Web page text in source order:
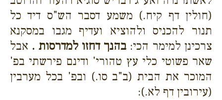
(חולין דף קיח.) משמע דסבר הש"ס דיד כל
תנור להכניס ולהוציא ועדיף מגבו במסקנא
צרכינן למימר הכי: בהנך דחזו למדרסות . אבל
שאר פשוטי כלי עץ טהורי' ודינם פירשתי בפ'
המוכר את הבית (ב"ב סו.) ובפ' בכל מערבין
(עירובין דף לא.):